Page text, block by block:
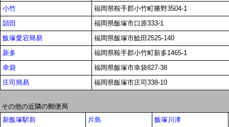
小竹
福岡県鞍手郡小竹町勝野3504-1
頴田
福岡県飯塚市口原333-1
飯塚愛宕簡易
福岡県飯塚市鯰田2525-140
新多
福岡県鞍手郡小竹町新多1465-1
幸袋
福岡県飯塚市幸袋827-38
庄司簡易
福岡県飯塚市庄司338-10
その他の近隣の郵便局
新飯塚駅前
片島
飯塚川津